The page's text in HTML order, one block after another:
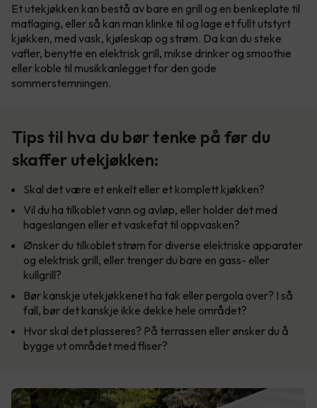
Et utekjøkken kan bestå av bare en grill og en benkeplate til
matlaging, eller så kan man klinke til og lage et fullt utstyrt
kjøkken, med vask, kjøleskap og strøm. Da kan du steke
vafler, benytte en elektrisk grill, mikse drinker og smoothie
eller koble til musikkanlegget for den gode
sommerstemningen.
Tips til hva du bør tenke på før du
skaffer utekjøkken:
Skal det være et enkelt eller et komplett kjøkken?
Vil du ha tilkoblet vann og avløp, eller holder det med
hageslangen eller et vaskefat til oppvasken?
Ønsker du tilkoblet strøm for diverse elektriske apparater
og elektrisk grill, eller trenger du bare en gass- eller
kullgrill?
Bør kanskje utekjøkkenet ha tak eller pergola over? I så
fall, bør det kanskje ikke dekke hele området?
Hvor skal det plasseres? På terrassen eller ønsker du å
bygge ut området med fliser?